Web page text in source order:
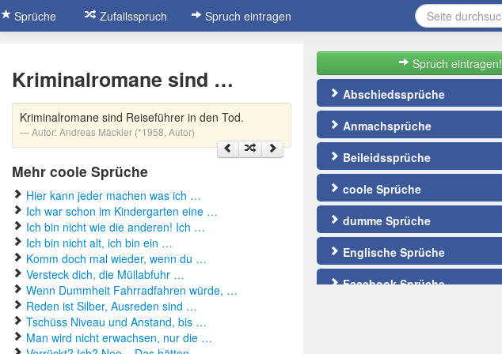
Sprüche Zufallsspruch Spruch eintragen
Kriminalromane sind …
Kriminalromane sind Reiseführer in den Tod.
Autor:Andreas Mäckler (*1958, Autor)
Mehr coole Sprüche
Hier kann jeder machen was ich …
Ich war schon im Kindergarten eine …
Ich bin nicht wie die anderen! Ich …
Ich bin nicht alt, ich bin ein …
Komm doch mal wieder, wenn du …
Versteck dich, die Müllabfuhr …
Wenn Dummheit Fahrradfahren würde, …
Reden ist Silber, Ausreden sind …
Tschüss Niveau und Anstand, bis …
Man wird nicht erwachsen, nur die …
Spruch eintragen!
Abschiedssprüche
Anmachsprüche
Beileidssprüche
coole Sprüche
dumme Sprüche
Englische Sprüche
Facebook Sprüche